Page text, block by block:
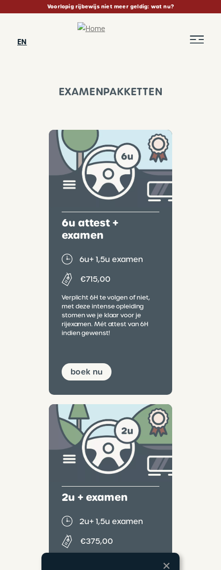
content
Voorlopig rijbewijs niet meer geldig: wat nu?
EN
EXAMENPAKKETTEN
6u attest +
examen
6u+ 1,5u examen
€715,00
Verplicht 6H te volgen of niet,
met deze intense opleiding
stomen we je klaar voor je
rijexamen. Mét attest van 6H
indien gewenst!
boek nu
2u + examen
2u+ 1,5u examen
€375,00